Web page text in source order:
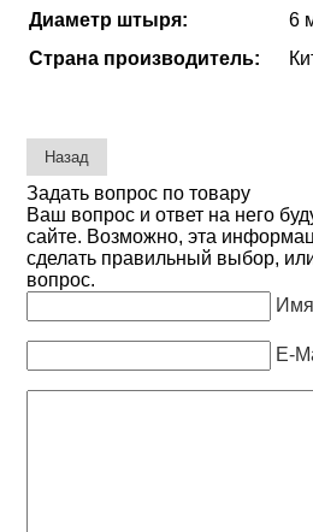
Диаметр штыря:
6
Страна производитель:
Задать вопрос по товару
Ваш вопрос и ответ на него
сайте. Возможно, эта
сделать правильный выбор,
вопрос.
E-